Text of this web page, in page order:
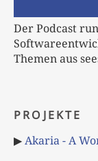
Der Podcast
Themen aus
PROJEKTE
▶Akaria - A